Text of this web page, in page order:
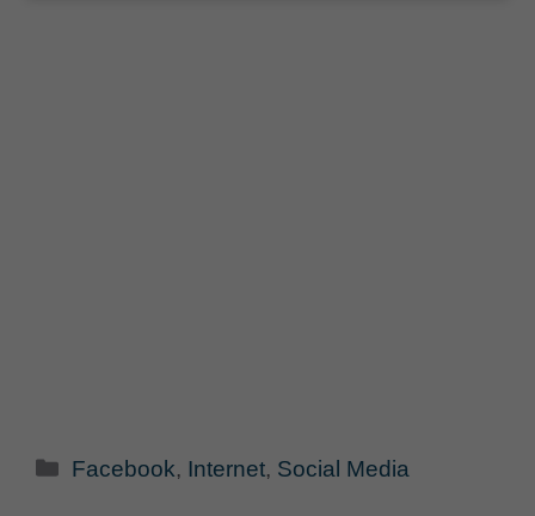
Categorie
Facebook, Internet, Social Media